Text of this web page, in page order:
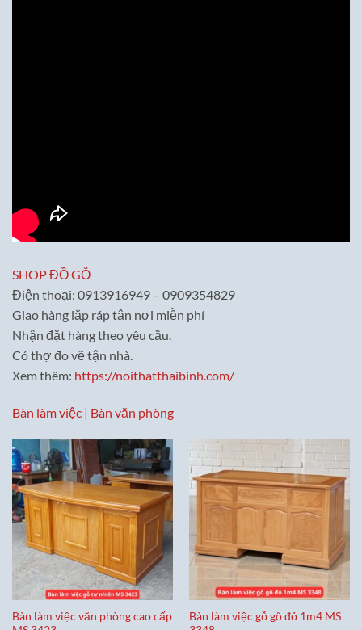
SHOP ĐỒ GỖ
Điện thoại: 0913916949 – 0909354829
Giao hàng lắp ráp tận nơi miễn phí
Nhận đặt hàng theo yêu cầu.
Có thợ đo vẽ tận nhà.
Xem thêm: https://noithatthaibinh.com/
Bàn làm việc | Bàn văn phòng
Bàn làm việc văn phòng cao cấp
Bàn làm việc gỗ gõ đỏ 1m4 MS